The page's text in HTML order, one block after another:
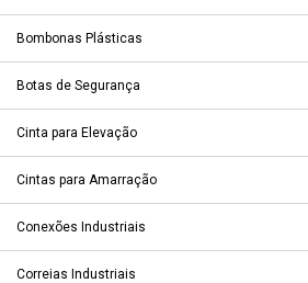
Bombonas Plásticas
Botas de Segurança
Cinta para Elevação
Cintas para Amarração
Conexões Industriais
Correias Industriais